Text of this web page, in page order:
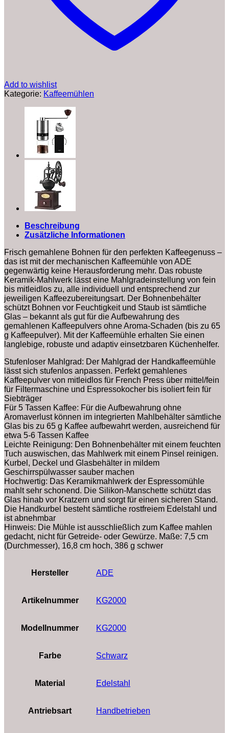
Add to wishlist
Kategorie: Kaffeemühlen
Beschreibung
Zusätzliche Informationen
Frisch gemahlene Bohnen für den perfekten Kaffeegenuss –
das ist mit der mechanischen Kaffeemühle von ADE
gegenwärtig keine Herausforderung mehr. Das robuste
Keramik-Mahlwerk lässt eine Mahlgradeinstellung von fein
bis mitleidlos zu, alle individuell und entsprechend zur
jeweiligen Kaffeezubereitungsart. Der Bohnenbehälter
schützt Bohnen vor Feuchtigkeit und Staub ist sämtliche
Glas – bekannt als gut für die Aufbewahrung des
gemahlenen Kaffeepulvers ohne Aroma-Schaden (bis zu 65
g Kaffeepulver). Mit der Kaffeemühle erhalten Sie einen
langlebige, robuste und adaptiv einsetzbaren Küchenhelfer.
Stufenloser Mahlgrad: Der Mahlgrad der Handkaffeemühle
lässt sich stufenlos anpassen. Perfekt gemahlenes
Kaffeepulver von mitleidlos für French Press über mittel/fein
für Filtermaschine und Espressokocher bis isoliert fein für
Siebträger
Für 5 Tassen Kaffee: Für die Aufbewahrung ohne
Aromaverlust können im integrierten Mahlbehälter sämtliche
Glas bis zu 65 g Kaffee aufbewahrt werden, ausreichend für
etwa 5-6 Tassen Kaffee
Leichte Reinigung: Den Bohnenbehälter mit einem feuchten
Tuch auswischen, das Mahlwerk mit einem Pinsel reinigen.
Kurbel, Deckel und Glasbehälter in mildem
Geschirrspülwasser sauber machen
Hochwertig: Das Keramikmahlwerk der Espressomühle
mahlt sehr schonend. Die Silikon-Manschette schützt das
Glas hinab vor Kratzern und sorgt für einen sicheren Stand.
Die Handkurbel besteht sämtliche rostfreiem Edelstahl und
ist abnehmbar
Hinweis: Die Mühle ist ausschließlich zum Kaffee mahlen
gedacht, nicht für Getreide- oder Gewürze. Maße: 7,5 cm
(Durchmesser), 16,8 cm hoch, 386 g schwer
Hersteller ‎ADE
Artikelnummer ‎KG2000
Modellnummer ‎KG2000
Farbe ‎Schwarz
Material ‎Edelstahl
Antriebsart ‎Handbetrieben